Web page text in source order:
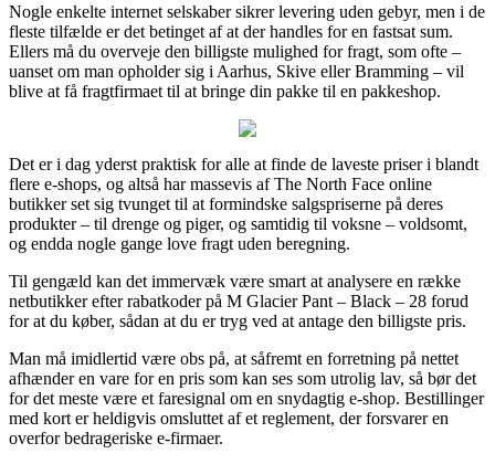
Nogle enkelte internet selskaber sikrer levering uden gebyr, men i de
fleste tilfælde er det betinget af at der handles for en fastsat sum.
Ellers må du overveje den billigste mulighed for fragt, som ofte –
uanset om man opholder sig i Aarhus, Skive eller Bramming – vil
blive at få fragtfirmaet til at bringe din pakke til en pakkeshop.
Det er i dag yderst praktisk for alle at finde de laveste priser i blandt
flere e-shops, og altså har massevis af The North Face online
butikker set sig tvunget til at formindske salgspriserne på deres
produkter – til drenge og piger, og samtidig til voksne – voldsomt,
og endda nogle gange love fragt uden beregning.
Til gengæld kan det immervæk være smart at analysere en række
netbutikker efter rabatkoder på M Glacier Pant – Black – 28 forud
for at du køber, sådan at du er tryg ved at antage den billigste pris.
Man må imidlertid være obs på, at såfremt en forretning på nettet
afhænder en vare for en pris som kan ses som utrolig lav, så bør det
for det meste være et faresignal om en snydagtig e-shop. Bestillinger
med kort er heldigvis omsluttet af et reglement, der forsvarer en
overfor bedrageriske e-firmaer.